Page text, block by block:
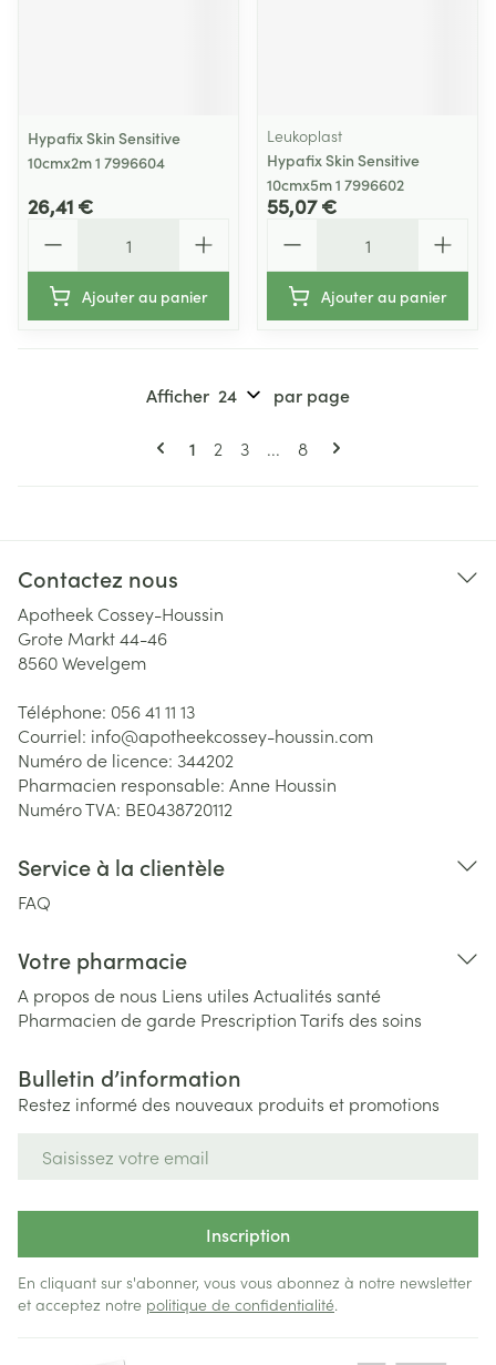
Hypafix Skin Sensitive
10cmx2m 1 7996604
26,41 €
Ajouter au panier
Leukoplast
Hypafix Skin Sensitive
10cmx5m 1 7996602
55,07 €
Ajouter au panier
Pages
Vous lisez actuellement la page
1 Page
2 Page
3 ... Page
8
Afficher par page
Contactez nous
Apotheek Cossey-Houssin
Grote Markt 44-46
8560Wevelgem
Téléphone: 056 41 11 13
Courriel: info@apotheekcossey-houssin.com
Numéro de licence: 344202
Pharmacien responsable: Anne Houssin
Numéro TVA: BE0438720112
Service à la clientèle
FAQ
Votre pharmacie
A propos de nous Liens utiles Actualités santé
Pharmacien de garde PrescriptionTarifs des soins
Bulletin d’information
Restez informé des nouveaux produits et promotions
Inscription
En cliquant sur s'abonner, vous vous abonnez à notre newsletter
et acceptez notre politique de confidentialité.